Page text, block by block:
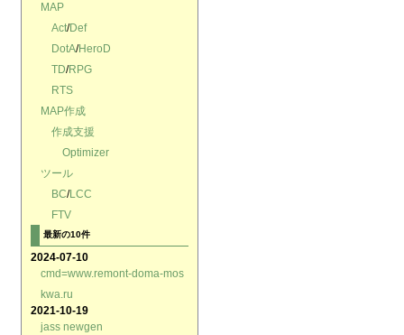
MAP
Act/Def
DotA/HeroD
TD/RPG
RTS
MAP作成
作成支援
Optimizer
ツール
BC/LCC
FTV
最新の10件
2024-07-10
cmd=www.remont-doma-mos
kwa.ru
2021-10-19
jass newgen